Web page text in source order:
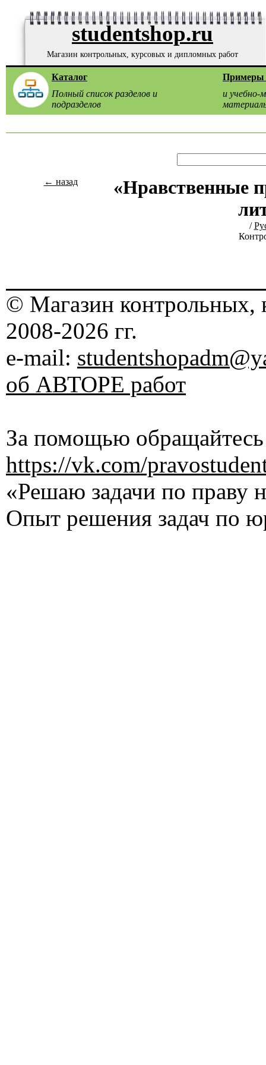
studentshop.ru
Магазин контрольных, курсовых и дипломных работ
Каталог
Полный список разделов и
подразделов
Примеры
и учебно-
← назад
«Нравственные
/
© Магазин контрольных,
2008-2026 гг.
e-mail:
об АВТОРЕ работ
За помощью
https://vk.com/
«Решаю задачи по праву
Опыт решения задач по